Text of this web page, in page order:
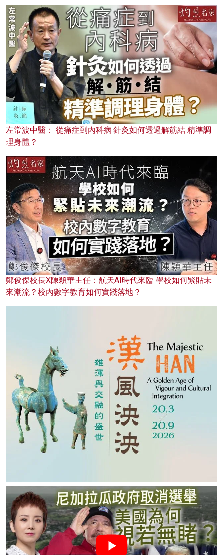
左常波中醫： 從痛症到內科病 針灸如何透過解筋結 精準調
理身體？
鄭俊傑校長X陳穎華主任：航天AI時代來臨 學校如何緊貼未
來潮流？校內數字教育如何實踐落地？